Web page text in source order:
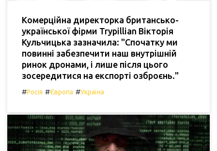
Комерційна директорка британсько-
української фірми Trypillian Вікторія
Кульчицька зазначила: "Спочатку ми
повинні забезпечити наш внутрішній
ринок дронами, і лише після цього
зосередитися на експорті озброєнь."
#Росія #Європа #Україна